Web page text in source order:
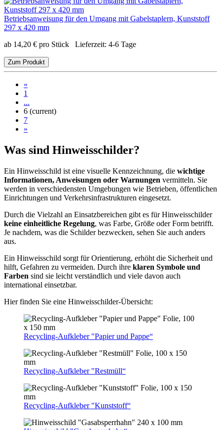
Betriebsanweisung für den Umgang mit Gabelstaplern, Kunststoff
297 x 420 mm
ab 14,20 € pro Stück Lieferzeit: 4-6 Tage
Zum Produkt
«
1
...
6 (current)
7
»
Was sind Hinweisschilder?
Ein Hinweisschild ist eine visuelle Kennzeichnung, die wichtige
Informationen, Anweisungen oder Warnungen vermitteln. Sie
werden in verschiedensten Umgebungen wie Betrieben, öffentlichen
Einrichtungen und Verkehrsinfrastrukturen eingesetzt.
Durch die Vielzahl an Einsatzbereichen gibt es für Hinweisschilder
keine einheitliche Regelung, was Farbe, Größe oder Form betrifft.
Je nachdem, was die Schilder bezwecken, sehen Sie auch anders
aus.
Ein Hinweisschild sorgt für Orientierung, erhöht die Sicherheit und
hilft, Gefahren zu vermeiden. Durch ihre klaren Symbole und
Farben sind sie leicht verständlich und viele davon auch
international einsetzbar.
Hier finden Sie eine Hinweisschilder-Übersicht:
Recycling-Aufkleber "Papier und Pappe“
Recycling-Aufkleber "Restmüll“
Recycling-Aufkleber "Kunststoff“